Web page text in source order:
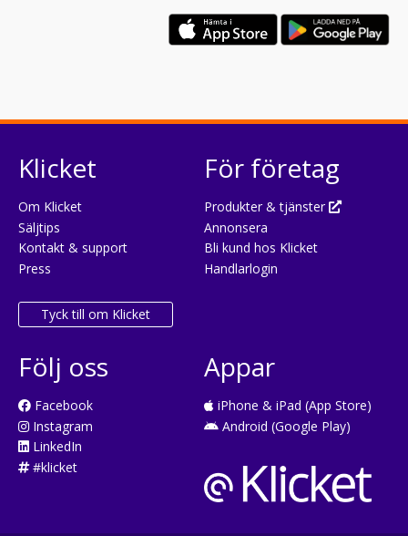
Klicket
Om Klicket
Säljtips
Kontakt & support
Press
Tyck till om Klicket
För företag
Produkter & tjänster
Annonsera
Bli kund hos Klicket
Handlarlogin
Följ oss
Facebook
Instagram
LinkedIn
#klicket
Appar
iPhone & iPad (App Store)
Android (Google Play)